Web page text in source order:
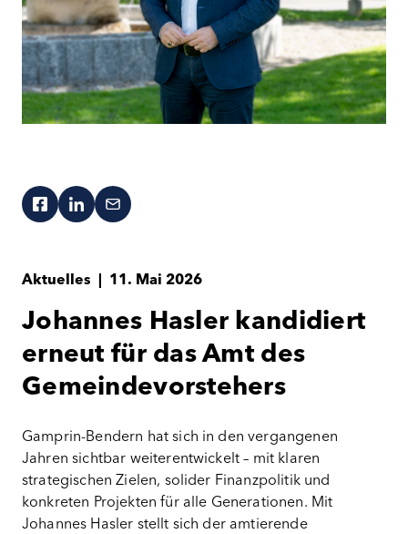
Aktuelles 11. Mai 2026
Johannes Hasler kandidiert
erneut für das Amt des
Gemeindevorstehers
Gamprin-Bendern hat sich in den vergangenen
Jahren sichtbar weiterentwickelt – mit klaren
strategischen Zielen, solider Finanzpolitik und
konkreten Projekten für alle Generationen. Mit
Johannes Hasler stellt sich der amtierende